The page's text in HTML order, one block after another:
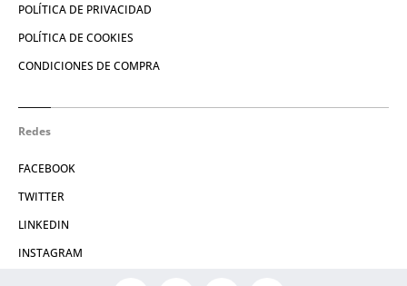
POLÍTICA DE PRIVACIDAD
POLÍTICA DE COOKIES
CONDICIONES DE COMPRA
Redes
FACEBOOK
TWITTER
LINKEDIN
INSTAGRAM